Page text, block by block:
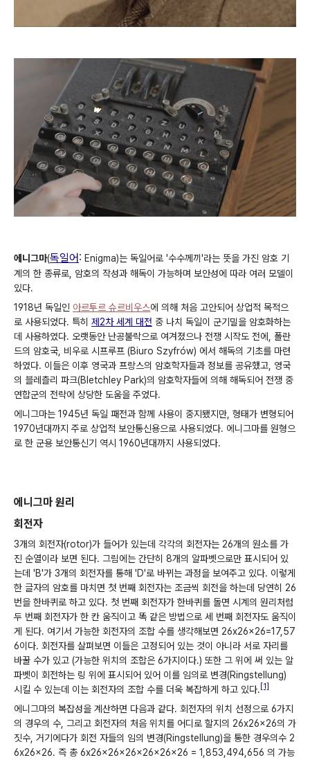
에니그마(독일어: Enigma)는 독일어로 '수수께끼'라는 뜻을 가진 암호 기
계의 한 종류로, 암호의 작성과 해독이 가능하며 보안성에 따라 여러 모델이
있다.
1918년 독일인 아르투르 슈르비우스에 의해 처음 고안되어 상업적 목적으
로 사용되었다. 특히 제2차 세계 대전 중 나치 독일이 군기밀을 암호화하는
데 사용하였다. 오랫동안 난공불락으로 여겨졌으나 전쟁 시작도 전에, 폴란
드의 암호국, 비우로 시프루프 (Biuro Szyfrów) 에서 해독의 기초를 마련
하였다. 이들은 이후 영국과 프랑스의 암호학자들과 정보를 공유했고, 영국
의 블레츨리 파크(Bletchley Park)의 암호학자들에 의해 해독되어 전쟁 중
연합군의 전략에 상당한 도움을 주었다.
에니그마는 1945년 독일 패전과 함께 사용이 중지됐지만, 형태가 변형되어
1970년대까지 주로 상업적 보안통신용으로 사용되었다. 에니그마를 원형으
로 한 군용 보안통신기 역시 1960년대까지 사용되었다.
에니그마 원리
회전자
3개의 회전자(rotor)가 들어가 있는데 각각의 회전자는 26개의 원소를 가
진 순열이라 보면 된다. 그림에는 간단히 8개의 알파벳으로만 표시되어 있
는데 'B'가 3개의 회전자를 통해 'D'로 바뀌는 과정을 보여주고 있다. 이렇게
한 글자의 암호를 마치면 첫 번째 회전자는 조금씩 회전을 하는데 당연히 26
번을 한바퀴로 하고 있다. 첫 번째 회전자가 한바퀴를 돌면 시계의 원리처럼
두 번째 회전자가 한 칸 움직이고 똑 같은 방법으로 세 번째 회전자도 움직이
게 된다. 여기서 가능한 회전자의 조합 수를 생각해보면 26x26x26=17,57
6이다. 회전자를 살펴보면 이들은 고정되어 있는 것이 아니라 서로 자리를
바꿀 수가 있고 (가능한 위치의 조합은 6가지이다.) 또한 그 위에 써 있는 알
파벳이 회전하는 링 위에 표시되어 있어 이를 임의로 변경(Ringstellung)
시킬 수 있는데 이는 회전자의 조합 수를 더욱 복잡하게 하고 있다.[1]
에니그마의 복잡성을 계산하면 다음과 같다. 회전자의 위치 선정으로 6가지
의 경우의 수, 그리고 회전자의 처음 위치를 어디로 할지의 26x26x26의 가
짓수, 거기에다가 회전 자들의 임의 변경(Ringstellung)을 통한 경우의수 2
6x26x26. 즉 총 6x26x26x26x26x26x26 = 1,853,494,656 의 가능